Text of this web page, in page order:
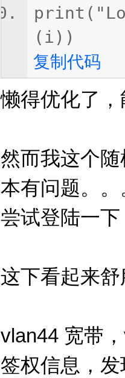
(i))
复制代码
懒得优化了
然而我这个
本有问题。
尝试登陆一下
这下看起来
vlan44 宽带
签权信息，